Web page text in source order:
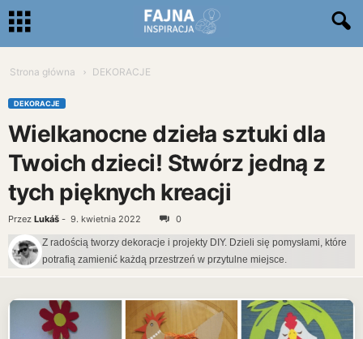
Strona główna DEKORACJE
DEKORACJE
Wielkanocne dzieła sztuki dla
Twoich dzieci! Stwórz jedną z
tych pięknych kreacji
Przez Lukáš - 9. kwietnia 2022 0
Z radością tworzy dekoracje i projekty DIY. Dzieli się pomysłami, które
potrafią zamienić każdą przestrzeń w przytulne miejsce.